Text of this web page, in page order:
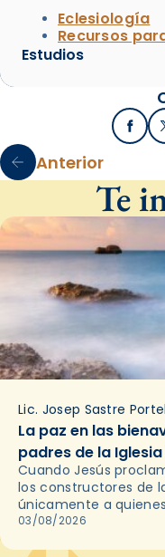
Eclesiología
Recursos
Estudios
Anterior
Te
Lic. Josep Sastre
La paz en las
padres de la
Cuando Jesús
los constructores de
únicamente a
conflictos. Los Padres
03/08/2026